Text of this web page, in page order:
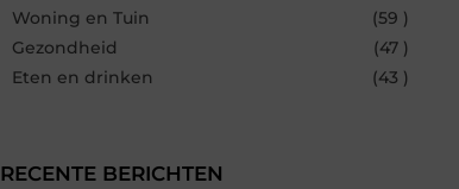
Woning en Tuin
(59 )
Gezondheid
(47 )
Eten en drinken
(43 )
RECENTE BERICHTEN